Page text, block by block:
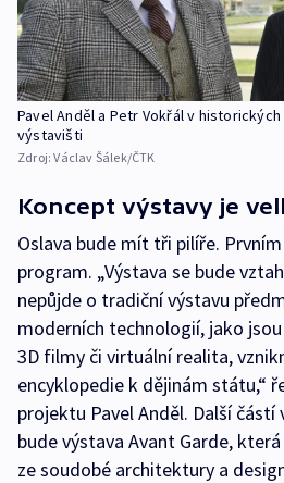
Pavel Anděl a Petr Vokřál v
výstavišti
Zdroj:Václav Šálek/ČTK
Koncept výstavy je
Oslava bude mít tři pilíře.
program. „Výstava se bude
nepůjde o tradiční výstavu
moderních technologií, jako
3D filmy či virtuální realita,
encyklopedie k dějinám státu,“
projektu Pavel Anděl. Další
bude výstava Avant Garde,
ze soudobé architektury a